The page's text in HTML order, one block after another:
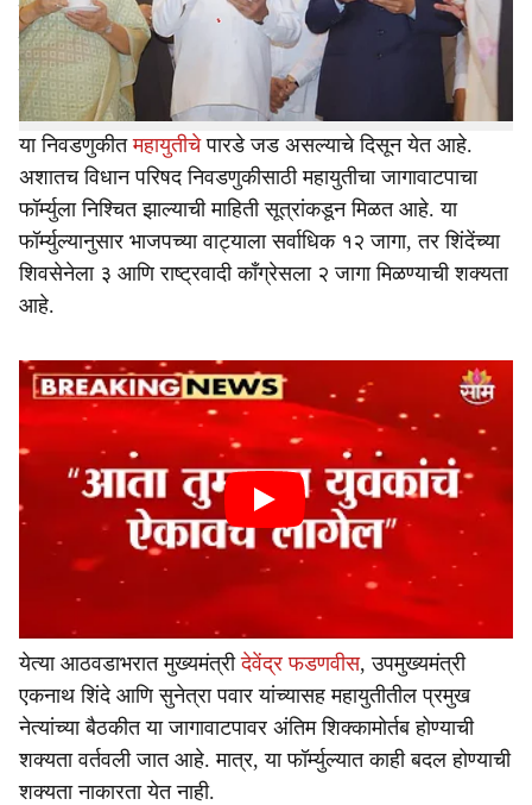
e
जून रोजी निकाल जाहीर करण्यात येणार आहे. त्यामुळे सध्या सर्वच
राजकीय पक्षांकडून विधान परिषद निवडणुकीसाठी जोरदार हालचाली
सुरू झाल्या आहेत.
या निवडणुकीतमहायुतीचेपारडे जड असल्याचे दिसून येत आहे.
अशातच विधान परिषद निवडणुकीसाठी महायुतीचा जागावाटपाचा
फॉर्म्युला निश्चित झाल्याची माहिती सूत्रांकडून मिळत आहे. या
फॉर्म्युल्यानुसार भाजपच्या वाट्याला सर्वाधिक १२ जागा, तर शिंदेंच्या
शिवसेनेला ३ आणि राष्ट्रवादी काँग्रेसला २ जागा मिळण्याची शक्यता
आहे.
येत्या आठवडाभरात मुख्यमंत्रीदेवेंद्र फडणवीस, उपमुख्यमंत्री
एकनाथ शिंदे आणि सुनेत्रा पवार यांच्यासह महायुतीतील प्रमुख
नेत्यांच्या बैठकीत या जागावाटपावर अंतिम शिक्कामोर्तब होण्याची
शक्यता वर्तवली जात आहे. मात्र, या फॉर्म्युल्यात काही बदल होण्याची
शक्यता नाकारता येत नाही.